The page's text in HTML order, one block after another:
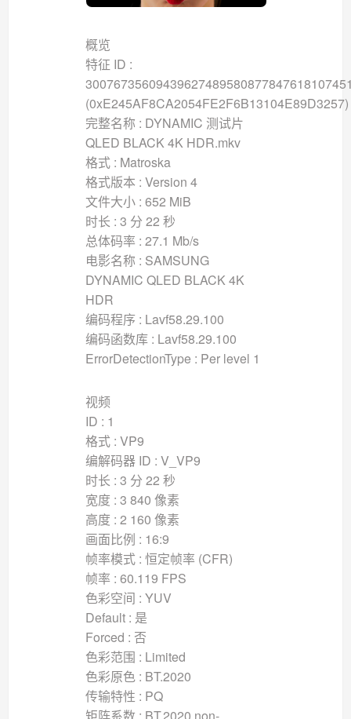
概览
特征 ID :
(0xE245AF8CA2054FE2F6B13104E89D3257)
完整名称 : DYNAMIC 测试片
QLED BLACK 4K HDR.mkv
格式 : Matroska
格式版本 : Version 4
文件大小 : 652 MiB
时长 : 3 分 22 秒
总体码率 : 27.1 Mb/s
电影名称 : SAMSUNG
DYNAMIC QLED BLACK 4K
HDR
编码程序 : Lavf58.29.100
编码函数库 : Lavf58.29.100
ErrorDetectionType : Per level 1
视频
ID : 1
格式 : VP9
编解码器 ID : V_VP9
时长 : 3 分 22 秒
宽度 : 3 840 像素
高度 : 2 160 像素
画面比例 : 16:9
帧率模式 : 恒定帧率 (CFR)
帧率 : 60.119 FPS
色彩空间 : YUV
Default : 是
Forced : 否
色彩范围 : Limited
色彩原色 : BT.2020
传输特性 : PQ
矩阵系数 : BT.2020 non-